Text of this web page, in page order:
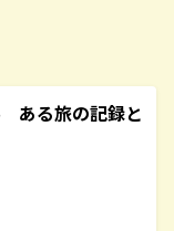
ある旅の記録と